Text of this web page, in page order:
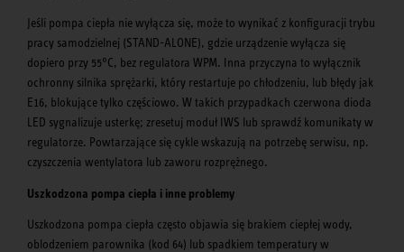
Jeśli pompa ciepła nie wyłącza się, może to wynikać z konfiguracji trybu
pracy samodzielnej (STAND-ALONE), gdzie urządzenie wyłącza się
dopiero przy 55°C, bez regulatora WPM. Inna przyczyna to wyłącznik
ochronny silnika sprężarki, który restartuje po chłodzeniu, lub błędy jak
E16, blokujące tylko częściowo. W takich przypadkach czerwona dioda
LED sygnalizuje usterkę; zresetuj moduł IWS lub sprawdź komunikaty w
regulatorze. Powtarzające się cykle wskazują na potrzebę serwisu, np.
czyszczenia wentylatora lub zaworu rozprężnego.
Uszkodzona pompa ciepła i inne problemy
Uszkodzona pompa ciepła często objawia się brakiem ciepłej wody,
oblodzeniem parownika (kod 64) lub spadkiem temperatury w